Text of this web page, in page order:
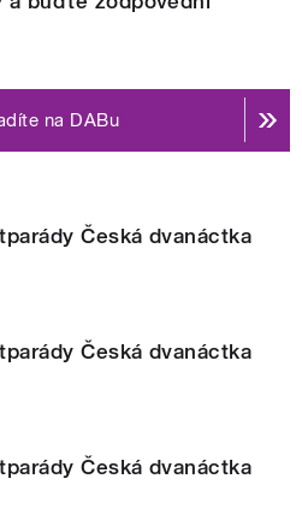
na DABu
Česká dvanáctka
Česká dvanáctka
Česká dvanáctka